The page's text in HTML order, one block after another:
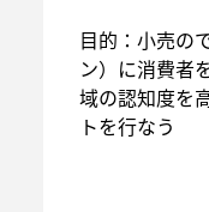
目的：小売の
ン）に消費者
域の認知度を
トを行なう